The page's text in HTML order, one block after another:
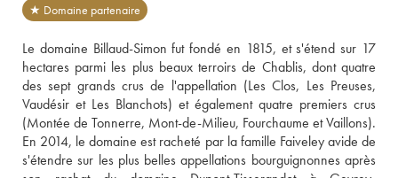
★ Domaine partenaire
Le domaine Billaud-Simon fut fondé en 1815, et s'étend sur 17
hectares parmi les plus beaux terroirs de Chablis, dont quatre
des sept grands crus de l'appellation (Les Clos, Les Preuses,
Vaudésir et Les Blanchots) et également quatre premiers crus
(Montée de Tonnerre, Mont-de-Milieu, Fourchaume et Vaillons).
En 2014, le domaine est racheté par la famille Faiveley avide de
s'étendre sur les plus belles appellations bourguignonnes après